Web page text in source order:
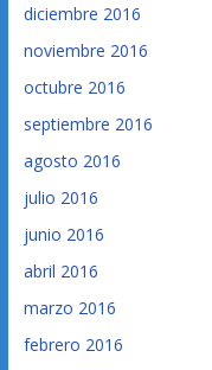
diciembre 2016
noviembre 2016
octubre 2016
septiembre 2016
agosto 2016
julio 2016
junio 2016
abril 2016
marzo 2016
febrero 2016